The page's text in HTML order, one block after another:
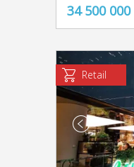
34 500 000
Retail